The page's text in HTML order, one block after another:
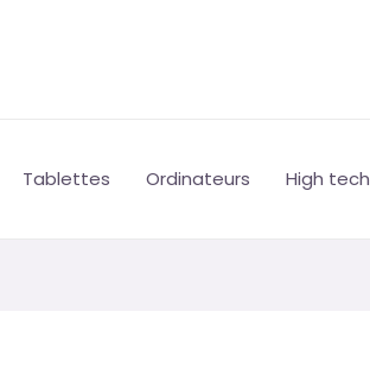
Tablettes Ordinateurs High tech